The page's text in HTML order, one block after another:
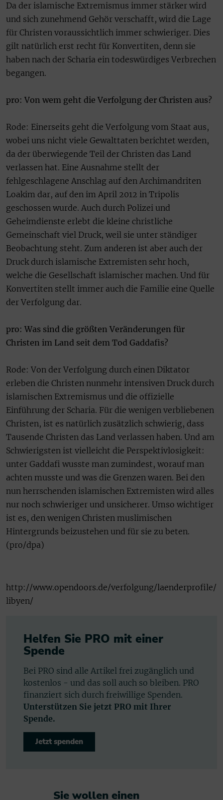
Da der islamische Extremismus immer stärker wird
und sich zunehmend Gehör verschafft, wird die Lage
für Christen voraussichtlich immer schwieriger. Dies
gilt natürlich erst recht für Konvertiten, denn sie
haben nach der Scharia ein todeswürdiges Verbrechen
begangen.
pro: Von wem geht die Verfolgung der Christen aus?
Rode: Einerseits geht die Verfolgung vom Staat aus,
wobei uns nicht viele Gewalttaten berichtet werden,
da der überwiegende Teil der Christen das Land
verlassen hat. Eine Ausnahme stellt der
fehlgeschlagene Anschlag auf den Archimandriten
Loakim dar, auf den im April 2012 in Tripolis
geschossen wurde. Auch durch Polizei und
Geheimdienste erlebt die kleine christliche
Gemeinschaft viel Druck, weil sie unter ständiger
Beobachtung steht. Zum anderen ist aber auch der
Druck durch islamische Extremisten sehr hoch,
welche die Gesellschaft islamischer machen. Und für
Konvertiten stellt immer auch die Familie eine Quelle
der Verfolgung dar.
pro: Was sind die größten Veränderungen für
Christen im Land seit dem Tod Gaddafis?
Rode: Von der Verfolgung durch einen Diktator
erleben die Christen nunmehr intensiven Druck durch
islamischen Extremismus und die offizielle
Einführung der Scharia. Für die wenigen verbliebenen
Christen, ist es natürlich zusätzlich schwierig, dass
Tausende Christen das Land verlassen haben. Und am
Schwierigsten ist vielleicht die Perspektivlosigkeit:
unter Gaddafi wusste man zumindest, worauf man
achten musste und was die Grenzen waren. Bei den
nun herrschenden islamischen Extremisten wird alles
nur noch schwieriger und unsicherer. Umso wichtiger
ist es, den wenigen Christen muslimischen
Hintergrunds beizustehen und für sie zu beten.
(pro/dpa)
http://www.opendoors.de/verfolgung/laenderprofile/
libyen/
Helfen Sie PRO mit einer
Spende
Bei PRO sind alle Artikel frei zugänglich und
kostenlos - und das soll auch so bleiben. PRO
finanziert sich durch freiwillige Spenden.
Unterstützen Sie jetzt PRO mit Ihrer
Spende.
Jetzt spenden
Sie wollen einen